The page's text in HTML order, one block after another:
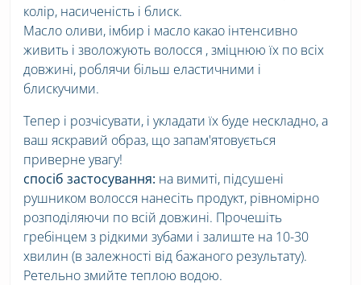
колір, насиченість і блиск.
Масло оливи, імбир і масло какао інтенсивно
живить і зволожують волосся , зміцнюю їх по всіх
довжині, роблячи більш еластичними і
блискучими.
Тепер і розчісувати, і укладати їх буде нескладно, а
ваш яскравий образ, що запам'ятовується
приверне увагу!
спосіб застосування: на вимиті, підсушені
рушником волосся нанесіть продукт, рівномірно
розподіляючи по всій довжині. Прочешіть
гребінцем з рідкими зубами і залиште на 10-30
хвилин (в залежності від бажаного результату).
Ретельно змийте теплою водою.